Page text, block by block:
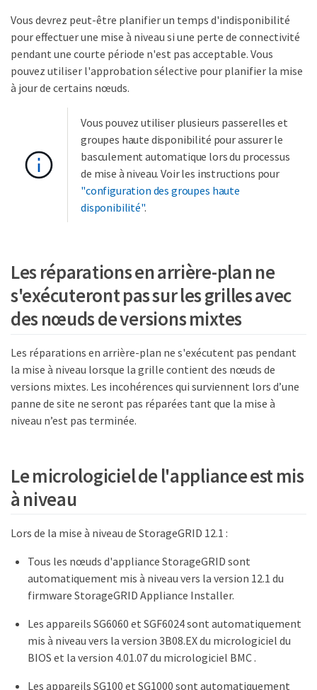
Vous devrez peut-être planifier un temps d'indisponibilité
pour effectuer une mise à niveau si une perte de connectivité
pendant une courte période n'est pas acceptable. Vous
pouvez utiliser l'approbation sélective pour planifier la mise
à jour de certains nœuds.
Vous pouvez utiliser plusieurs passerelles et
groupes haute disponibilité pour assurer le
basculement automatique lors du processus
de mise à niveau. Voir les instructions pour
"configuration des groupes haute
disponibilité".
Les réparations en arrière-plan ne
s'exécuteront pas sur les grilles avec
des nœuds de versions mixtes
Les réparations en arrière-plan ne s'exécutent pas pendant
la mise à niveau lorsque la grille contient des nœuds de
versions mixtes. Les incohérences qui surviennent lors d’une
panne de site ne seront pas réparées tant que la mise à
niveau n’est pas terminée.
Le micrologiciel de l'appliance est mis
à niveau
Lors de la mise à niveau de StorageGRID 12.1 :
Tous les nœuds d'appliance StorageGRID sont
automatiquement mis à niveau vers la version 12.1 du
firmware StorageGRID Appliance Installer.
Les appareils SG6060 et SGF6024 sont automatiquement
mis à niveau vers la version 3B08.EX du micrologiciel du
BIOS et la version 4.01.07 du micrologiciel BMC .
Les appareils SG100 et SG1000 sont automatiquement